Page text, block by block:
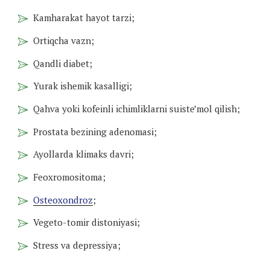
Kamharakat hayot tarzi;
Ortiqcha vazn;
Qandli diabet;
Yurak ishemik kasalligi;
Qahva yoki kofeinli ichimliklarni suiste’mol qilish;
Prostata bezining adenomasi;
Ayollarda klimaks davri;
Feoxromositoma;
Osteoxondroz;
Vegeto-tomir distoniyasi;
Stress va depressiya;